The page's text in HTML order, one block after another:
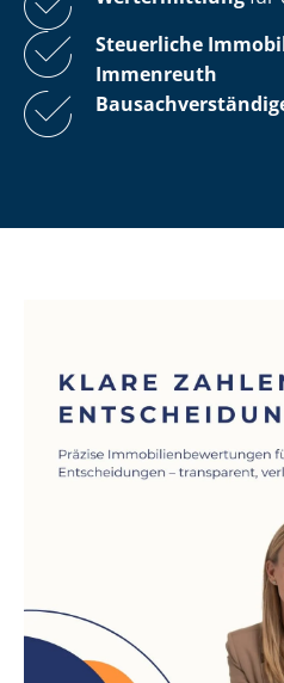
Steuerliche
Immenreuth